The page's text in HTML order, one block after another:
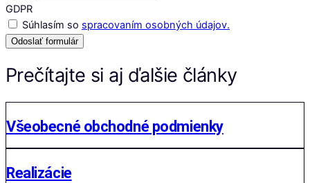
GDPR
Súhlasím so spracovaním osobných údajov.
Odoslať formulár
Prečítajte si aj ďalšie články
Všeobecné obchodné podmienky
Realizácie